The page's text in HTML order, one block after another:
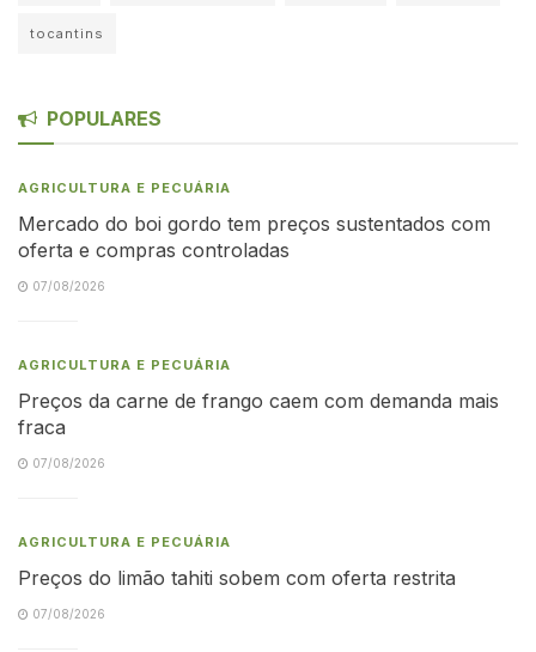
tocantins
POPULARES
AGRICULTURA E PECUÁRIA
Mercado do boi gordo tem preços sustentados com
oferta e compras controladas
07/08/2026
AGRICULTURA E PECUÁRIA
Preços da carne de frango caem com demanda mais
fraca
07/08/2026
AGRICULTURA E PECUÁRIA
Preços do limão tahiti sobem com oferta restrita
07/08/2026